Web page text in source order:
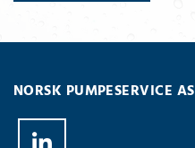
NORSK PUMPESERVICE AS